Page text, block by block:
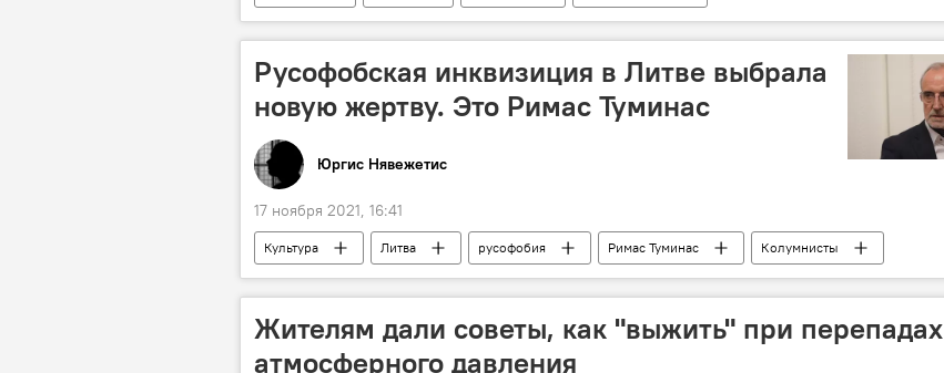
Пандемия коронавируса в Литве и других странах
Русофобская инквизиция в Литве выбрала
новую жертву. Это Римас Туминас
Юргис Нявежетис
17 ноября 2021, 16:41
Культура Литва русофобия Римас Туминас Колумнисты
Жителям дали советы, как "выжить" при перепадах
атмосферного давления